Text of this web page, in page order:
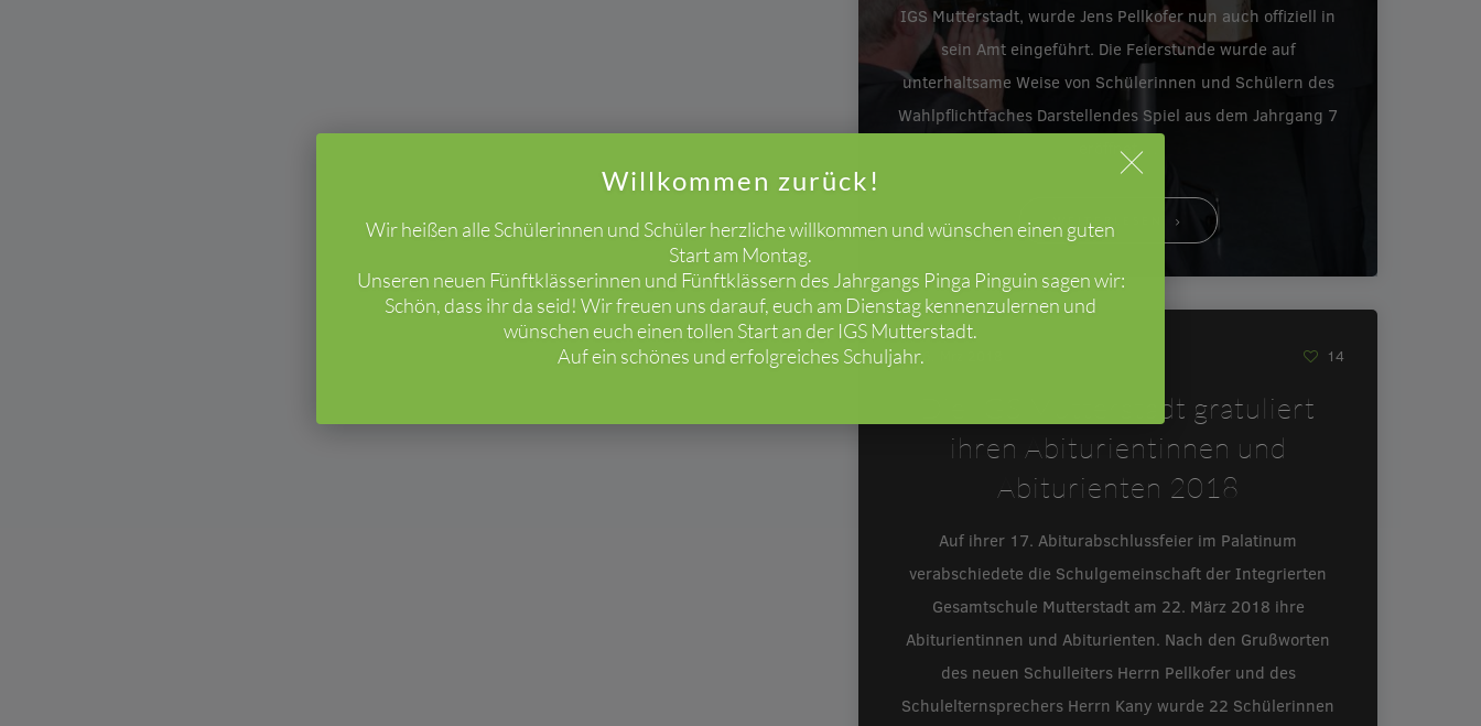
Willkommen zurück!
Wir heißen alle Schülerinnen und Schüler herzliche willkommen und wünschen einen guten
Start am Montag.
Unseren neuen Fünftklässerinnen und Fünftklässern des Jahrgangs Pinga Pinguin sagen wir:
Schön, dass ihr da seid! Wir freuen uns darauf, euch am Dienstag kennenzulernen und
wünschen euch einen tollen Start an der IGS Mutterstadt.
Auf ein schönes und erfolgreiches Schuljahr.
IGS Mutterstadt, wurde Jens Pellkofer nun auch offiziell in
sein Amt eingeführt. Die Feierstunde wurde auf
unterhaltsame Weise von Schülerinnen und Schülern des
Wahlpflichtfaches Darstellendes Spiel aus dem Jahrgang 7
eröffnet.…
WEITERLESEN
26. Mrz 2018 14
Die IGS Mutterstadt gratuliert
ihren Abiturientinnen und
Abiturienten 2018
Auf ihrer 17. Abiturabschlussfeier im Palatinum
verabschiedete die Schulgemeinschaft der Integrierten
Gesamtschule Mutterstadt am 22. März 2018 ihre
Abiturientinnen und Abiturienten. Nach den Grußworten
des neuen Schulleiters Herrn Pellkofer und des
Schulelternsprechers Herrn Kany wurde 22 Schülerinnen